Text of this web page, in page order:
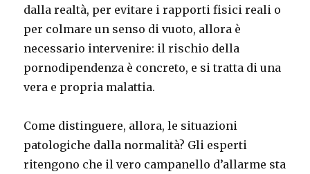
dalla realtà, per evitare i rapporti fisici reali o
per colmare un senso di vuoto, allora è
necessario intervenire: il rischio della
pornodipendenza è concreto, e si tratta di una
vera e propria malattia.
Come distinguere, allora, le situazioni
patologiche dalla normalità? Gli esperti
ritengono che il vero campanello d’allarme sta